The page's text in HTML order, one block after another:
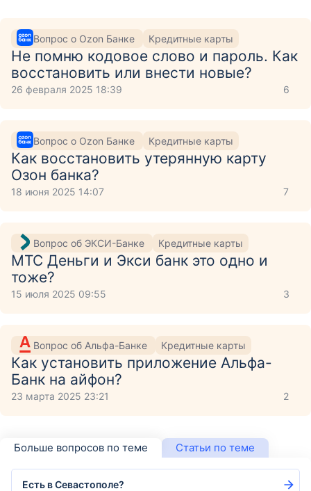
Вопрос о Ozon Банке Кредитные карты
Не помню кодовое слово и пароль. Как
восстановить или внести новые?
26 февраля 2025 18:39 6
Вопрос о Ozon Банке Кредитные карты
Как восстановить утерянную карту
Озон банка?
18 июня 2025 14:07 7
Вопрос об ЭКСИ-Банке Кредитные карты
МТС Деньги и Экси банк это одно и
тоже?
15 июля 2025 09:55 3
Вопрос об Альфа-Банке Кредитные карты
Как установить приложение Aльфа-
Банк на айфон?
23 марта 2025 23:21 2
Больше вопросов по теме Статьи по теме
Есть в Севастополе?